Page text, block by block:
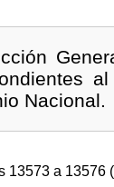
Nacional.
13573 a 13576